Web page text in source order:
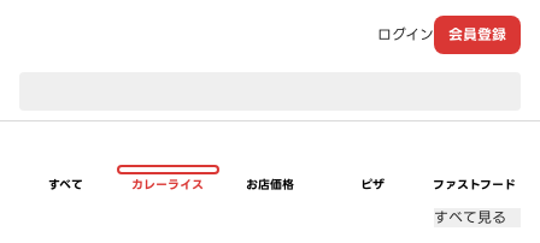
ログイン 会員登録
すべて カレーライス お店価格 ピザ ファストフード
すべて見る